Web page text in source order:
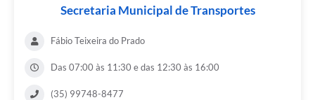
Secretaria Municipal de Transportes
Fábio Teixeira do Prado
Das 07:00 às 11:30 e das 12:30 às 16:00
(35) 99748-8477